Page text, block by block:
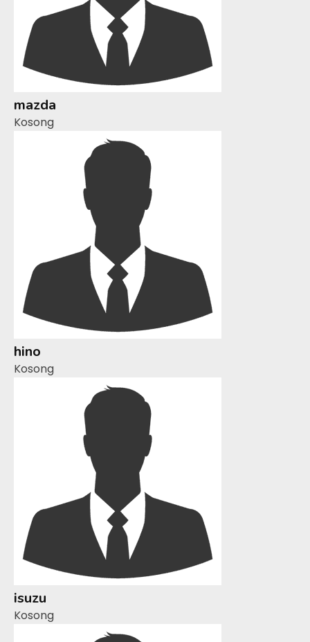
mazda
Kosong
hino
Kosong
isuzu
Kosong